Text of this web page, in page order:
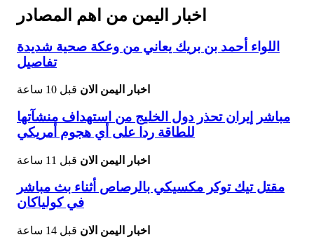
اخبار اليمن من اهم المصادر
اللواء أحمد بن بريك يعاني من وعكة صحية شديدة
تفاصيل
اخبار اليمن الان قبل 10 ساعة
مباشر إيران تحذر دول الخليج من استهداف منشآتها
للطاقة ردا على أي هجوم أمريكي
اخبار اليمن الان قبل 11 ساعة
مقتل تيك توكر مكسيكي بالرصاص أثناء بث مباشر
في كولياكان
اخبار اليمن الان قبل 14 ساعة